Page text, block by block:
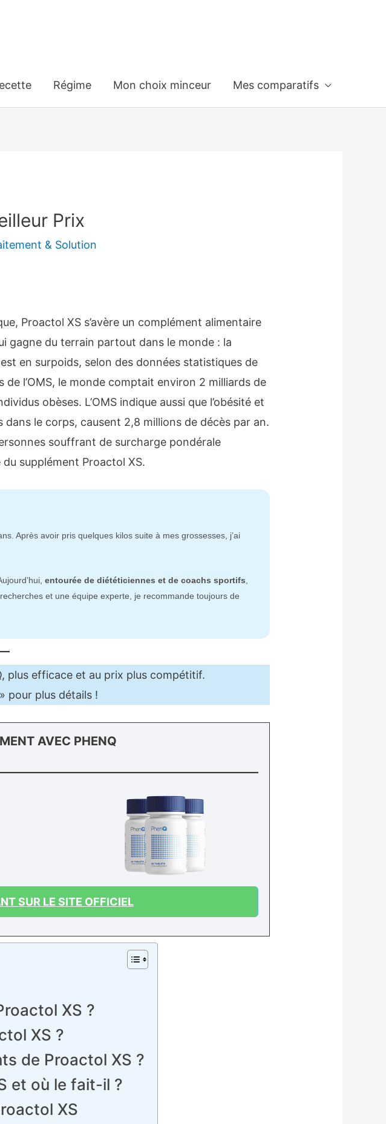
Régime Mon choix minceur Mes comparatifs
Prix
& Solution
Proactol XS s’avère un complément alimentaire
gagne du terrain partout dans le monde : la
en surpoids, selon des données statistiques de
de l’OMS, le monde comptait environ 2 milliards de
obèses. L’OMS indique aussi que l’obésité et
le corps, causent 2,8 millions de décès par an.
souffrant de surcharge pondérale
supplément Proactol XS.
Après avoir pris quelques kilos suite à mes grossesses, j’ai
entourée de diététiciennes et de coachs sportifs
recherches et une équipe experte, je recommande toujours de
plus efficace et au prix plus compétitif.
» pour plus détails !
AVEC PHENQ
SUR LE SITE OFFICIEL
XS ?
XS ?
de Proactol XS ?
et où le fait-il ?
XS